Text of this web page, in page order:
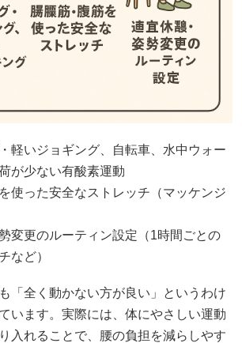
軽いジョギング、自転車、水中ウォー
が少ない有酸素運動
使った安全なストレッチ（マッケンジ
変更のルーティン設定（1時間ごとの
など）
「全く動かない方が良い」というわけ
います。実際には、体にやさしい運動
入れることで、腰の負担を減らしやす